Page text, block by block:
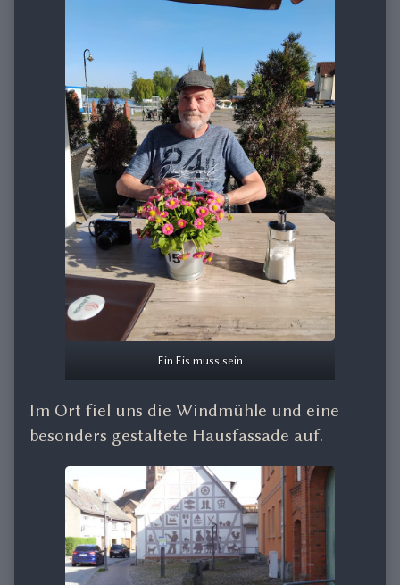
Ein Eis muss sein
Im Ort fiel uns die Windmühle und eine
besonders gestaltete Hausfassade auf.